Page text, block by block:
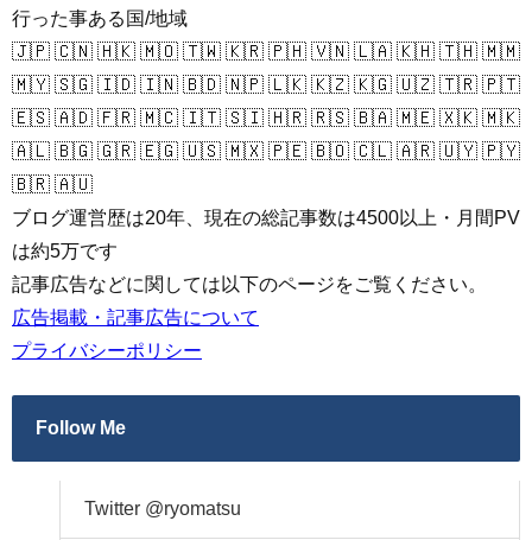
行った事ある国/地域
🇯🇵 🇨🇳 🇭🇰 🇲🇴 🇹🇼 🇰🇷 🇵🇭 🇻🇳 🇱🇦 🇰🇭 🇹🇭 🇲🇲
🇲🇾 🇸🇬 🇮🇩 🇮🇳 🇧🇩 🇳🇵 🇱🇰 🇰🇿 🇰🇬 🇺🇿 🇹🇷 🇵🇹
🇪🇸 🇦🇩 🇫🇷 🇲🇨 🇮🇹 🇸🇮 🇭🇷 🇷🇸 🇧🇦 🇲🇪 🇽🇰 🇲🇰
🇦🇱 🇧🇬 🇬🇷 🇪🇬 🇺🇸 🇲🇽 🇵🇪 🇧🇴 🇨🇱 🇦🇷 🇺🇾 🇵🇾
🇧🇷 🇦🇺
ブログ運営歴は20年、現在の総記事数は4500以上・月間PV
は約5万です
記事広告などに関しては以下のページをご覧ください。
広告掲載・記事広告について
プライバシーポリシー
Follow Me
Twitter @ryomatsu